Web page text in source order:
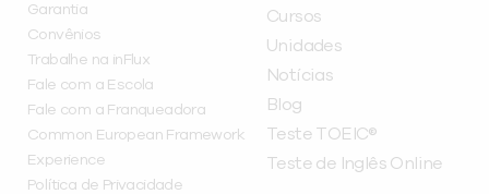
Garantia
Convênios
Trabalhe na inFlux
Fale com a Escola
Fale com a Franqueadora
Common European Framework
Experience
Política de Privacidade
Cursos
Unidades
Notícias
Blog
Teste TOEIC®
Teste de Inglês Online